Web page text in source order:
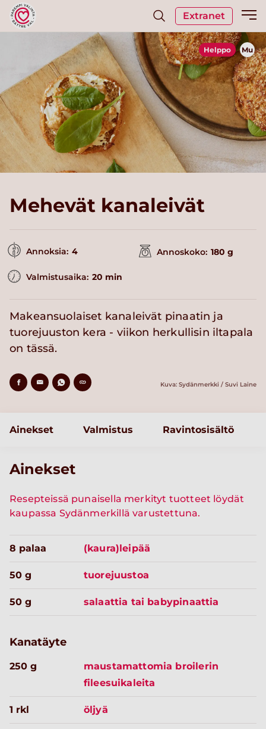
Extranet
Helppo Mu
Mehevät kanaleivät
Annoksia: 4 Annoskoko: 180 g
Valmistusaika: 20 min
Makeansuolaiset kanaleivät pinaatin ja
tuorejuuston kera - viikon herkullisin iltapala
on tässä.
Kuva: Sydänmerkki / Suvi Laine
Ainekset Valmistus Ravintosisältö
Ainekset
Resepteissä punaisella merkityt tuotteet löydät
kaupassa Sydänmerkillä varustettuna.
8 palaa (kaura)leipää
50 g tuorejuustoa
50 g salaattia tai babypinaattia
Kanatäyte
250 g
maustamattomia broilerin
fileesuikaleita
1 rkl öljyä